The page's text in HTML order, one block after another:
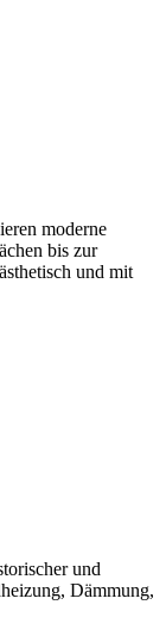
moderne
bis zur
und mit
und
Dämmung,